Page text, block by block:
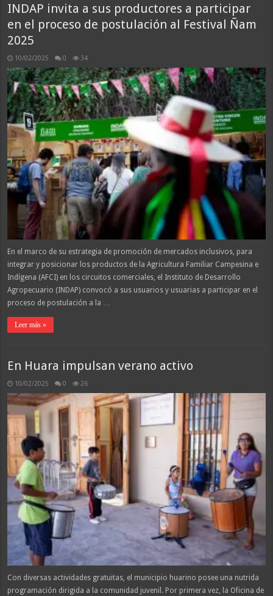
desde
el
Palacio
de
INDAP invita a sus productores a participar
en el proceso de postulación al Festival Ñam
2025
10/02/2025 0 34
En el marco de su estrategia de promoción de mercados inclusivos, para
integrar y posicionar los productos de la Agricultura Familiar Campesina e
Indígena (AFCI) en los circuitos comerciales, el Instituto de Desarrollo
Agropecuario (INDAP) convocó a sus usuarios y usuarias a participar en el
proceso de postulación a la …
Leer más »
En Huara impulsan verano activo
10/02/2025 0 26
Con diversas actividades gratuitas, el municipio huarino posee una nutrida
programación dirigida a la comunidad juvenil. Por primera vez, la Oficina de